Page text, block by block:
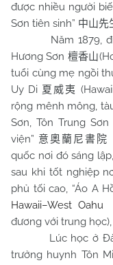
được nhiều người
Sơn tiên sinh” 中山先
Năm 1879,
Hương Sơn 檀香山
tuổi cùng mẹ ngồi
Uy Di 夏威夷
rộng mênh mông,
Sơn, Tôn Trung
viện” 意奧蘭尼書院
quốc nơi đó sáng
sau khi tốt nghiệp
phủ tối cao, “Áo A
Hawaii–West
đương với trung
Lúc học ở Đàn
trưởng huynh Tôn